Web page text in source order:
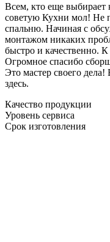
Всем, кто еще выбирает
советую Кухни мол! Не
спальню. Начиная с
монтажом никаких
быстро и качественно.
Огромное спасибо
Это мастер своего дела!
здесь.
Качество продукции
Уровень сервиса
Срок изготовления